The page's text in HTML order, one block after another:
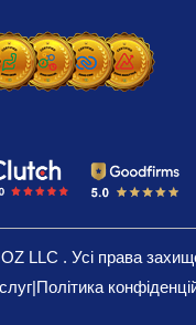
LLC . Усі права
|Політика